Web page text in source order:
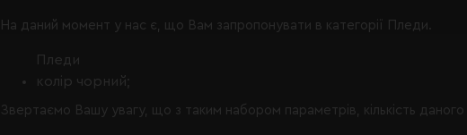
На даний момент у нас є, що Вам запропонувати в категорії Пледи.
Пледи
колір чорний;
Звертаємо Вашу увагу, що з таким набором параметрів, кількість